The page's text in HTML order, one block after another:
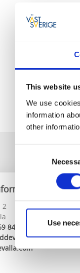
This website
We use
information
other
Use
och
glass
2
84 84